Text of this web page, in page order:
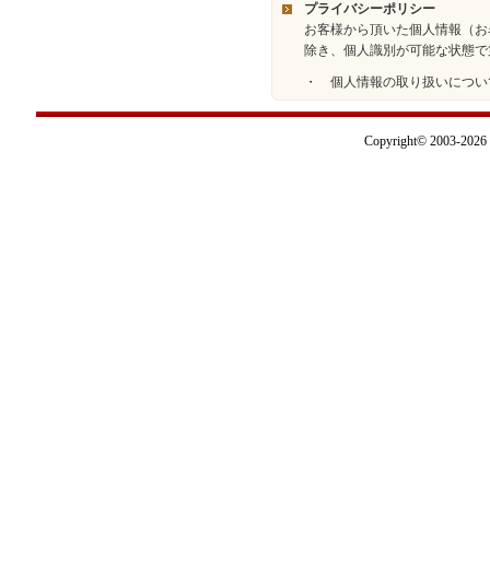
プライバシーポリシー
お客様から頂いた個人情報（
除き、個人識別が可能な状態
・ 個人情報の取り扱いについ
Copyright© 2003-2026